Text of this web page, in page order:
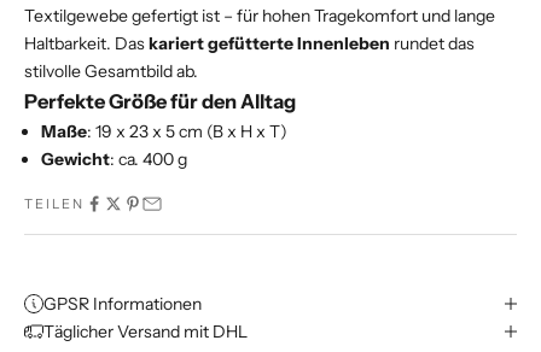
Textilgewebe gefertigt ist – für hohen Tragekomfort und lange
Haltbarkeit. Daskariert gefütterte Innenleben rundet das
stilvolle Gesamtbild ab.
Perfekte Größe für den Alltag
Maße: 19 x 23 x 5 cm (B x H x T)
Gewicht: ca. 400 g
TEILEN
GPSR Informationen
Täglicher Versand mit DHL